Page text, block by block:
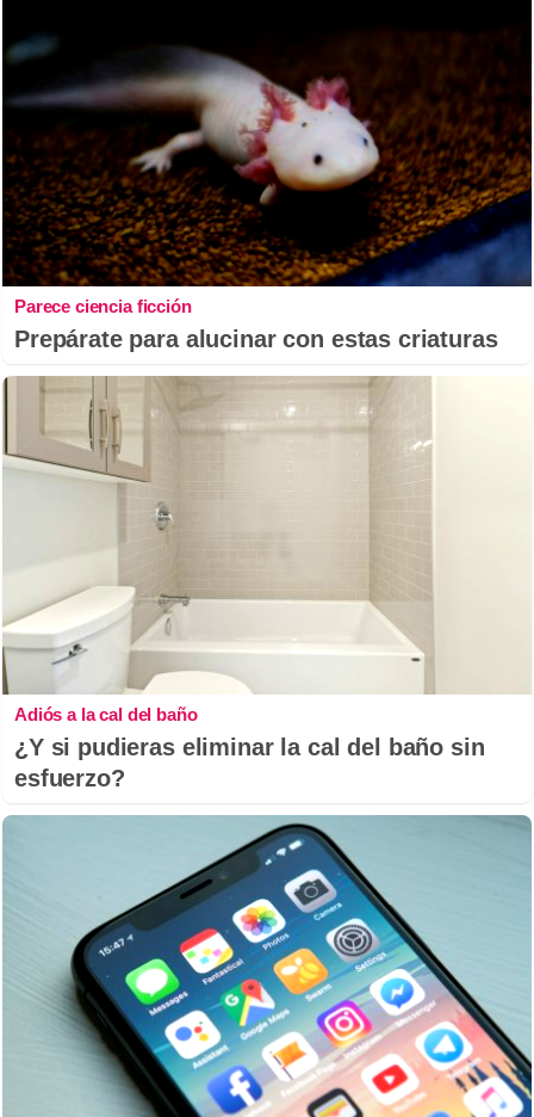
Parece ciencia ficción
Prepárate para alucinar con estas criaturas
Adiós a la cal del baño
¿Y si pudieras eliminar la cal del baño sin
esfuerzo?